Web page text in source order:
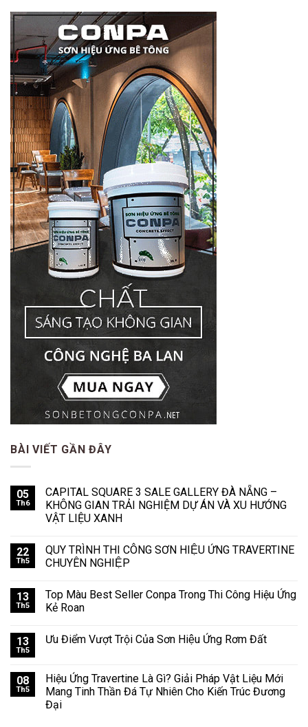
BÀI VIẾT GẦN ĐÂY
05
Th6
CAPITAL SQUARE 3 SALE GALLERY ĐÀ NẴNG –
KHÔNG GIAN TRẢI NGHIỆM DỰ ÁN VÀ XU HƯỚNG
VẬT LIỆU XANH
22
Th5
QUY TRÌNH THI CÔNG SƠN HIỆU ỨNG TRAVERTINE
CHUYÊN NGHIỆP
13
Th5
Top Màu Best Seller Conpa Trong Thi Công Hiệu Ứng
Kẻ Roan
13
Th5
Ưu Điểm Vượt Trội Của Sơn Hiệu Ứng Rơm Đất
08
Th5
Hiệu Ứng Travertine Là Gì? Giải Pháp Vật Liệu Mới
Mang Tinh Thần Đá Tự Nhiên Cho Kiến Trúc Đương
Đại